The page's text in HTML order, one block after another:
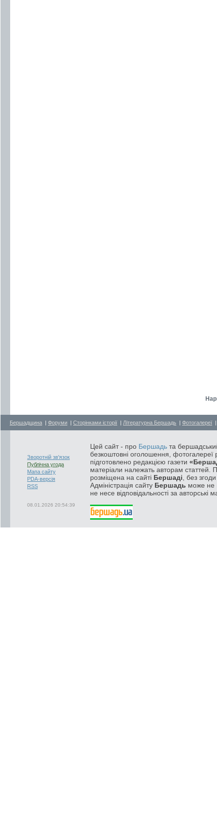
Бершадщина | Форуми | Сторінками історії | Літературна Бершадь | Фотогалереї
Зворотній зв'язок
Публічна угода
Мапа сайту
PDA-версія
RSS
08.01.2026 20:54:39
Цей сайт - про Бершадь та
безкоштовні оголошення, фотогалереї
підготовлено редакцією газети
матеріали належать авторам статтей.
розміщена на сайті Бершаді , без
Адміністрація сайту Бершадь може не
не несе відповідальності за авторські